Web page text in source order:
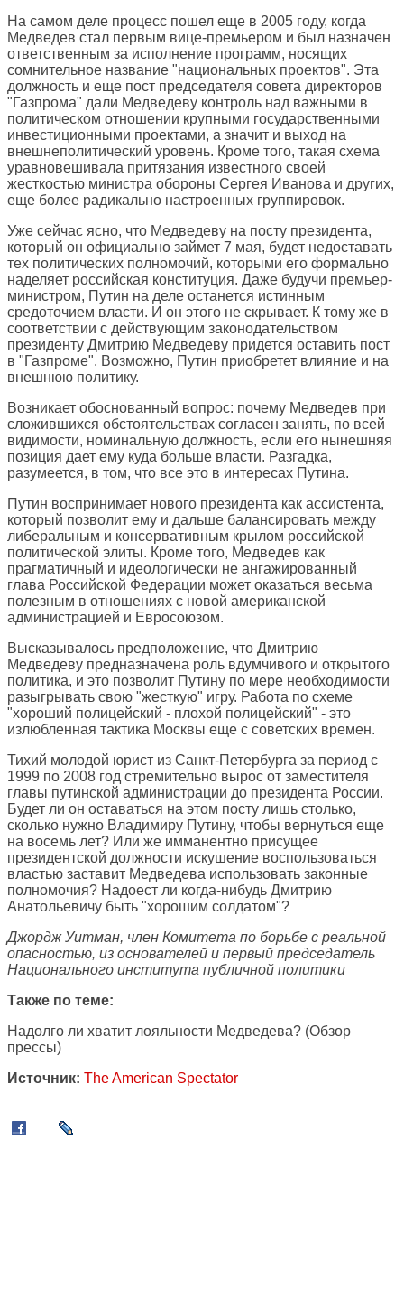
На самом деле процесс пошел еще в 2005 году, когда
Медведев стал первым вице-премьером и был назначен
ответственным за исполнение программ, носящих
сомнительное название "национальных проектов". Эта
должность и еще пост председателя совета директоров
"Газпрома" дали Медведеву контроль над важными в
политическом отношении крупными государственными
инвестиционными проектами, а значит и выход на
внешнеполитический уровень. Кроме того, такая схема
уравновешивала притязания известного своей
жесткостью министра обороны Сергея Иванова и других,
еще более радикально настроенных группировок.
Уже сейчас ясно, что Медведеву на посту президента,
который он официально займет 7 мая, будет недоставать
тех политических полномочий, которыми его формально
наделяет российская конституция. Даже будучи премьер-
министром, Путин на деле останется истинным
средоточием власти. И он этого не скрывает. К тому же в
соответствии с действующим законодательством
президенту Дмитрию Медведеву придется оставить пост
в "Газпроме". Возможно, Путин приобретет влияние и на
внешнюю политику.
Возникает обоснованный вопрос: почему Медведев при
сложившихся обстоятельствах согласен занять, по всей
видимости, номинальную должность, если его нынешняя
позиция дает ему куда больше власти. Разгадка,
разумеется, в том, что все это в интересах Путина.
Путин воспринимает нового президента как ассистента,
который позволит ему и дальше балансировать между
либеральным и консервативным крылом российской
политической элиты. Кроме того, Медведев как
прагматичный и идеологически не ангажированный
глава Российской Федерации может оказаться весьма
полезным в отношениях с новой американской
администрацией и Евросоюзом.
Высказывалось предположение, что Дмитрию
Медведеву предназначена роль вдумчивого и открытого
политика, и это позволит Путину по мере необходимости
разыгрывать свою "жесткую" игру. Работа по схеме
"хороший полицейский - плохой полицейский" - это
излюбленная тактика Москвы еще с советских времен.
Тихий молодой юрист из Санкт-Петербурга за период с
1999 по 2008 год стремительно вырос от заместителя
главы путинской администрации до президента России.
Будет ли он оставаться на этом посту лишь столько,
сколько нужно Владимиру Путину, чтобы вернуться еще
на восемь лет? Или же имманентно присущее
президентской должности искушение воспользоваться
властью заставит Медведева использовать законные
полномочия? Надоест ли когда-нибудь Дмитрию
Анатольевичу быть "хорошим солдатом"?
Джордж Уитман, член Комитета по борьбе с реальной
опасностью, из основателей и первый председатель
Национального института публичной политики
Также по теме:
Надолго ли хватит лояльности Медведева? (Обзор
прессы)
Источник: The American Spectator